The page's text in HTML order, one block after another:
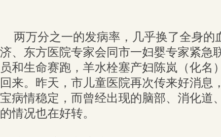
两万分之一的发病率，几乎换了全身的
济、东方医院专家会同市一妇婴专家紧急
员和生命赛跑，羊水栓塞产妇陈岚（化名
回来。昨天，市儿童医院再次传来好消息
宝病情稳定，而曾经出现的脑部、消化道
的情况也在好转。